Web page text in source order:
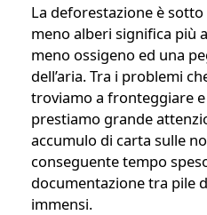
La deforestazione è
meno alberi significa più
meno ossigeno ed una
dell’aria. Tra i problemi
troviamo a fronteggiare
prestiamo grande
accumulo di carta sulle
conseguente tempo
documentazione tra pile
immensi.